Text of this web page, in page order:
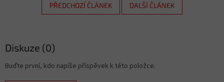
PŘEDCHOZÍ ČLÁNEK DALŠÍ ČLÁNEK
Diskuze (0)
Buďte první, kdo napíše příspěvek k této položce.